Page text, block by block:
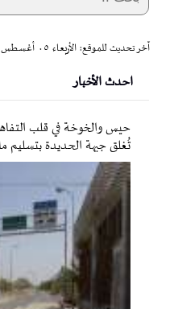
آخر تحديث للموقع: الأربعاء ٠٥ أغسطس ٢٠٢٦
احدث الأخبار
حيس والخوخة في قلب
تُغلق جبهة الحديدة بتسليم